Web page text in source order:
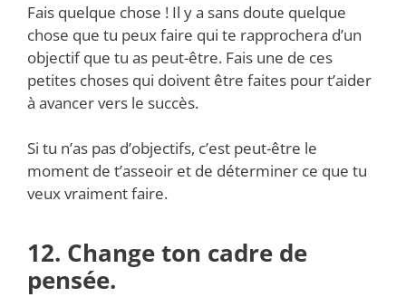
Fais quelque chose ! Il y a sans doute quelque
chose que tu peux faire qui te rapprochera d’un
objectif que tu as peut-être. Fais une de ces
petites choses qui doivent être faites pour t’aider
à avancer vers le succès.
Si tu n’as pas d’objectifs, c’est peut-être le
moment de t’asseoir et de déterminer ce que tu
veux vraiment faire.
12. Change ton cadre de
pensée.